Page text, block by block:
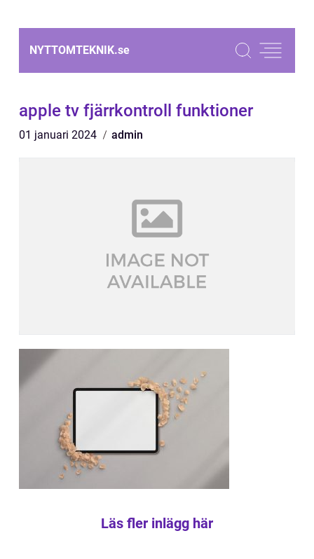
NYTTOMTEKNIK.se
apple tv fjärrkontroll funktioner
01 januari 2024 admin
Läs fler inlägg här